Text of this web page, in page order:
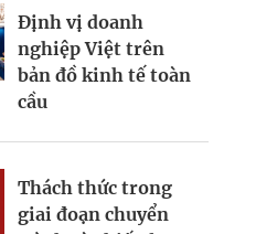
Định vị doanh
nghiệp Việt trên
bản đồ kinh tế toàn
cầu
Thách thức trong
giai đoạn chuyển
Bất động sản công
nghiệp xanh: sức
mạnh từ công nghệ
và vốn
Từ hài hòa đến
hưng thịnh: Phụ nữ
Bà Đặng Minh
Phương: Mạnh dạn
đón cơ hội, tạo dấu
ấn mới
Viết lại chiến lược
kinh doanh trong